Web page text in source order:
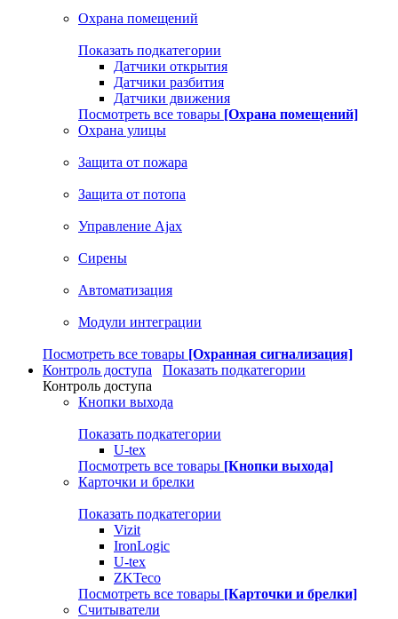
Охрана помещений
Показать подкатегории
Датчики открытия
Датчики разбития
Датчики движения
Посмотреть все товары [Охрана помещений]
Охрана улицы
Защита от пожара
Защита от потопа
Управление Ajax
Сирены
Автоматизация
Модули интеграции
Посмотреть все товары [Охранная сигнализация]
Контроль доступа
Показать подкатегории
Контроль доступа
Кнопки выхода
Показать подкатегории
U-tex
Посмотреть все товары [Кнопки выхода]
Карточки и брелки
Показать подкатегории
Vizit
IronLogic
U-tex
ZKTeco
Посмотреть все товары [Карточки и брелки]
Считыватели